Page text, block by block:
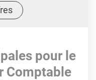
pour le
Comptable